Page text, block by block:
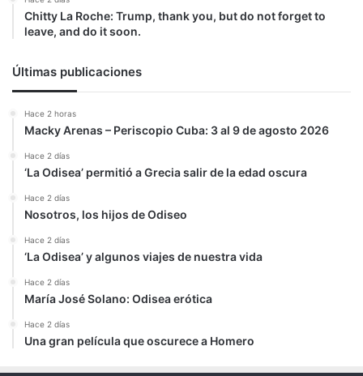
Chitty La Roche: Trump, thank you, but do not forget to
leave, and do it soon.
Últimas publicaciones
Hace 2 horas
Macky Arenas – Periscopio Cuba: 3 al 9 de agosto 2026
Hace 2 días
‘La Odisea’ permitió a Grecia salir de la edad oscura
Hace 2 días
Nosotros, los hijos de Odiseo
Hace 2 días
‘La Odisea’ y algunos viajes de nuestra vida
Hace 2 días
María José Solano: Odisea erótica
Hace 2 días
Una gran película que oscurece a Homero